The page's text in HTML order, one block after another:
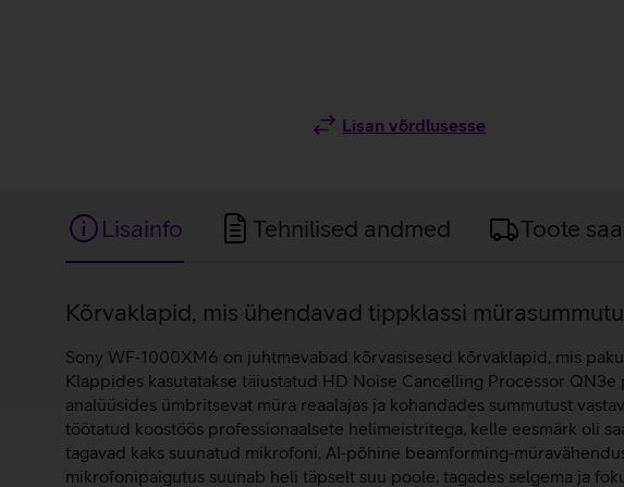
Lisan võrdlusesse
Lisainfo Tehnilised andmed Toote
Lisainfo
Kõrvaklapid, mis ühendavad tippklassi
Sony WF‑1000XM6 on juhtmevabad kõrvasisesed kõrvaklapid, mis
Klappides kasutatakse täiustatud HD Noise Cancelling Processor
analüüsides ümbritsevat müra reaalajas ja kohandades summutust
töötatud koostöös professionaalsete helimeistritega, kelle eesmärk oli
tagavad kaks suunatud mikrofoni, AI‑põhine
mikrofonipaigutus suunab heli täpselt suu poole, tagades selgema ja